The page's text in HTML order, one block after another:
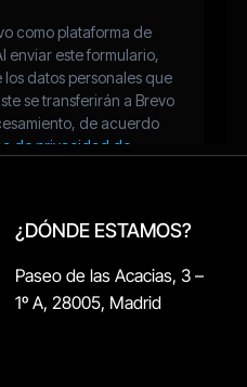
¿DÓNDE ESTAMOS?
Paseo de las Acacias, 3 –
1º A, 28005, Madrid